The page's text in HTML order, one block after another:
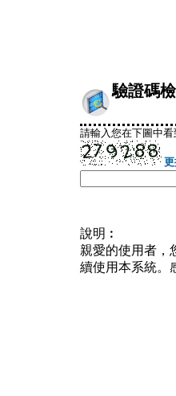
驗證碼
請輸入您在下圖中
說明︰
親愛的使用者，
續使用本系統。